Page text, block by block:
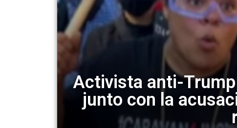
Activista anti-
junto con la